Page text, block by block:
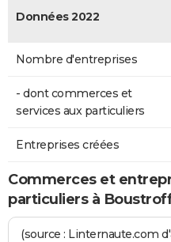
Données 2022
Nombre d'entreprises
- dont commerces et
services aux particuliers
Entreprises créées
Commerces et
particuliers à
(source : Linternaute.com